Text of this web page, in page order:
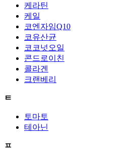
케라틴
케일
코엔자임Q10
코유산균
코코넛오일
콘드로이친
콜라겐
크랜베리
ㅌ
토마토
테아닌
ㅍ